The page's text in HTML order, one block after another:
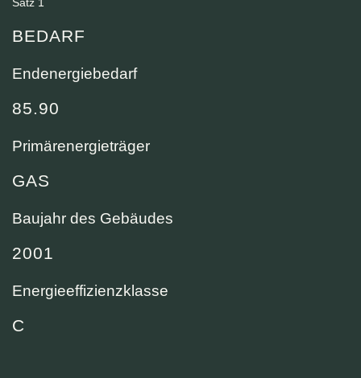
BEDARF
Endenergiebedarf
85.90
Primärenergieträger
GAS
Baujahr des Gebäudes
2001
Energieeffizienzklasse
C